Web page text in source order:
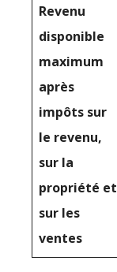
Revenu
disponible
maximum
après
impôts sur
le revenu,
sur la
propriété et
sur les
ventes